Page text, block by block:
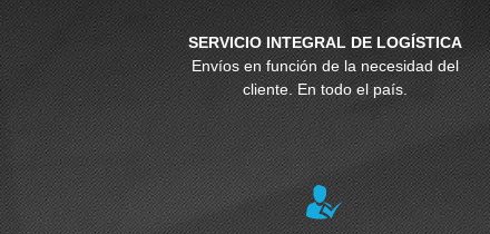
SERVICIO INTEGRAL DE LOGÍSTICA
Envíos en función de la necesidad del
cliente. En todo el país.